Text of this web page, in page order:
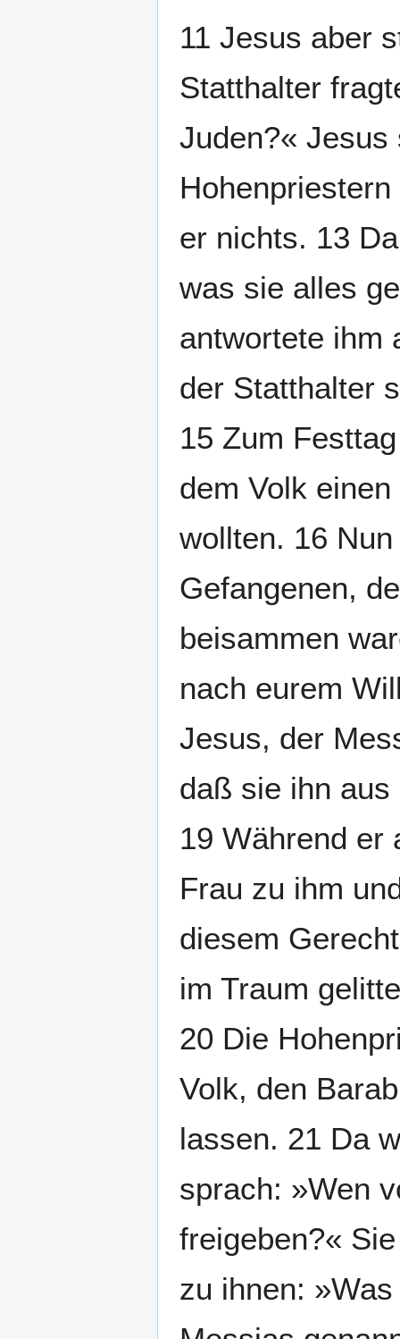
11 Jesus aber
Statthalter
Juden?« Jesus
er nichts. 13
was sie alles
antwortete ihm
der Statthalter
15 Zum
dem Volk
wollten. 16
Gefangenen,
beisammen
nach eurem
Jesus, der
daß sie ihn
19 Während er
Frau zu ihm
diesem
im Traum
20 Die
Volk, den
lassen. 21 Da
sprach: »Wen
freigeben?«
zu ihnen: